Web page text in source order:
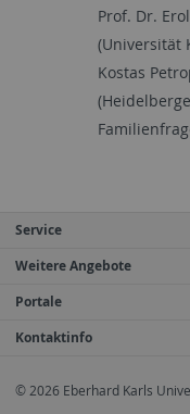
Prof. Dr. Erol
(Universität
Kostas
Service
Weitere Angebote
Portale
Kontaktinfo
© 2026 Eberhard Karls